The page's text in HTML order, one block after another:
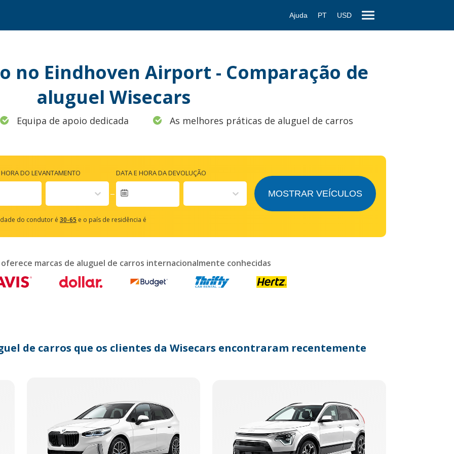
Ajuda PT USD
no Eindhoven Airport - Comparação de
aluguel Wisecars
Equipa de apoio dedicada As melhores práticas de aluguel de carros
DO LEVANTAMENTO DATA E HORA DA DEVOLUÇÃO
do condutor é30-65 e o país de residência é
MOSTRAR VEÍCULOS
oferece marcas de aluguel de carros internacionalmente conhecidas
de carros que os clientes da Wisecars encontraram recentemente